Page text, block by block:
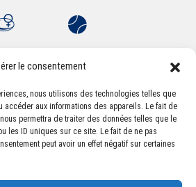
le consentement
nous utilisons des technologies telles que
accéder aux informations des appareils. Le fait de
permettra de traiter des données telles que le
les ID uniques sur ce site. Le fait de ne pas
peut avoir un effet négatif sur certaines
Sportive Montferrandaise
Léon Jouhaux
Clermont-Ferrand Cedex 2